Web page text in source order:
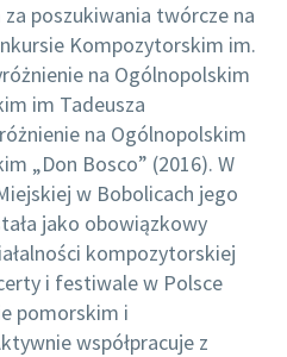
poszukiwania twórcze na
Kompozytorskim im.
na Ogólnopolskim
im Tadeusza
na Ogólnopolskim
„Don Bosco” (2016). W
w Bobolicach jego
jako obowiązkowy
kompozytorskiej
i festiwale w Polsce
pomorskim i
współpracuje z